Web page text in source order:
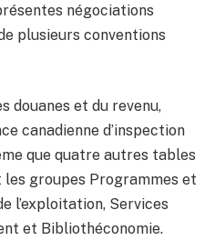
négociations
plusieurs conventions
douanes et du revenu,
canadienne d’inspection
que quatre autres tables
groupes Programmes et
l’exploitation, Services
et Bibliothéconomie.